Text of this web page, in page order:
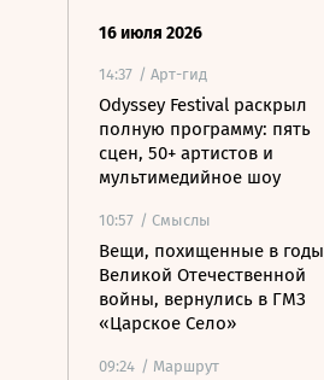
16 июля 2026
14:37 / Арт-гид
Odyssey Festival раскрыл
полную программу: пять
сцен, 50+ артистов и
мультимедийное шоу
10:57 / Смыслы
Вещи, похищенные в годы
Великой Отечественной
войны, вернулись в ГМЗ
«Царское Село»
09:24 / Маршрут